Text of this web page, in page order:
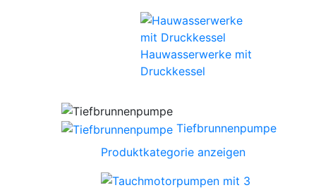
Hauwasserwerke mit
Druckkessel
Tiefbrunnenpumpe
Produktkategorie anzeigen